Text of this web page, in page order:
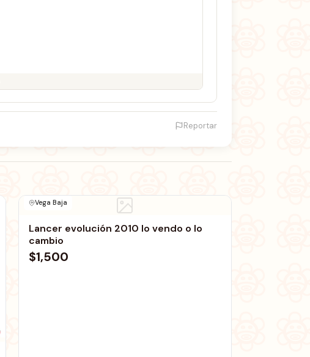
Reportar
Vega Baja
Lancer evolución 2010 lo vendo o lo
cambio
$1,500